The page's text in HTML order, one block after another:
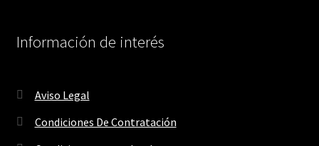
Información de interés
Aviso Legal
Condiciones De Contratación